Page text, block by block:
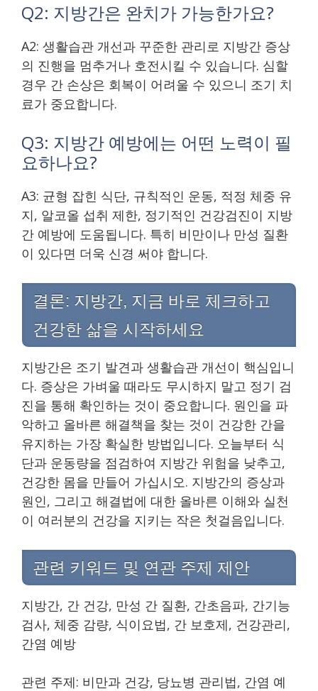
Q2: 지방간은 완치가 가능한가요?
A2: 생활습관 개선과 꾸준한 관리로 지방간 증상
의 진행을 멈추거나 호전시킬 수 있습니다. 심할
경우 간 손상은 회복이 어려울 수 있으니 조기 치
료가 중요합니다.
Q3: 지방간 예방에는 어떤 노력이 필
요하나요?
A3: 균형 잡힌 식단, 규칙적인 운동, 적정 체중 유
지, 알코올 섭취 제한, 정기적인 건강검진이 지방
간 예방에 도움됩니다. 특히 비만이나 만성 질환
이 있다면 더욱 신경 써야 합니다.
결론: 지방간, 지금 바로 체크하고
건강한 삶을 시작하세요
지방간은 조기 발견과 생활습관 개선이 핵심입니
다. 증상은 가벼울 때라도 무시하지 말고 정기 검
진을 통해 확인하는 것이 중요합니다. 원인을 파
악하고 올바른 해결책을 찾는 것이 건강한 간을
유지하는 가장 확실한 방법입니다. 오늘부터 식
단과 운동량을 점검하여 지방간 위험을 낮추고,
건강한 몸을 만들어 가십시오. 지방간의 증상과
원인, 그리고 해결법에 대한 올바른 이해와 실천
이 여러분의 건강을 지키는 작은 첫걸음입니다.
관련 키워드 및 연관 주제 제안
지방간, 간 건강, 만성 간 질환, 간초음파, 간기능
검사, 체중 감량, 식이요법, 간 보호제, 건강관리,
간염 예방
관련 주제: 비만과 건강, 당뇨병 관리법, 간염 예